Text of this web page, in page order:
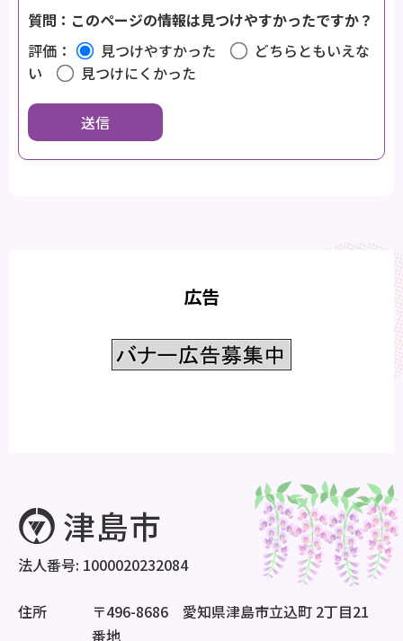
質問：このページの情報は見つけやすかったですか？
評価：
見つけやすかった
どちらともいえな
い
見つけにくかった
広告
法人番号: 1000020232084
住所
〒496-8686 愛知県津島市立込町 2丁目21
番地